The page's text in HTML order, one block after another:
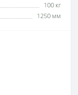
100 кг
1250 мм